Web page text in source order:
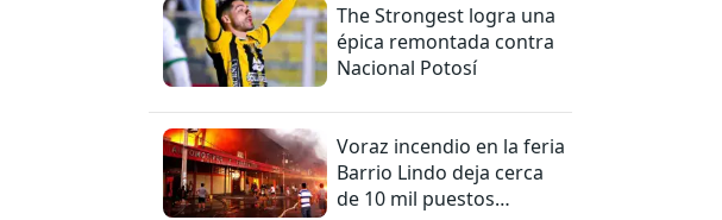
The Strongest logra una
épica remontada contra
Nacional Potosí
Voraz incendio en la feria
Barrio Lindo deja cerca
de 10 mil puestos